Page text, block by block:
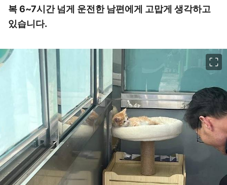
복 6~7시간 넘게 운전한 남편에게 고맙게 생각하고
있습니다.